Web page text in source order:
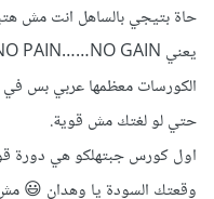
حاة بتيجي بالساهل انت مش
يعني NO PAIN……NO GAIN مع ان الموضوع مش صعب يعني 😃
حتي لو لغتك مش قوية.
وقعتك السودة يا وهدان 😃